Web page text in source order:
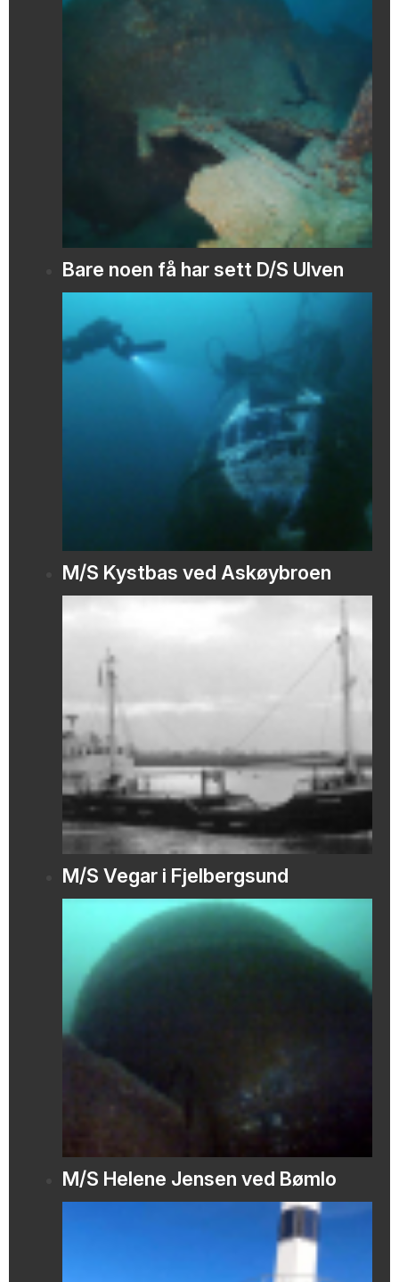
Bare noen få har sett D/S Ulven
M/S Kystbas ved Askøybroen
M/S Vegar i Fjelbergsund
M/S Helene Jensen ved Bømlo